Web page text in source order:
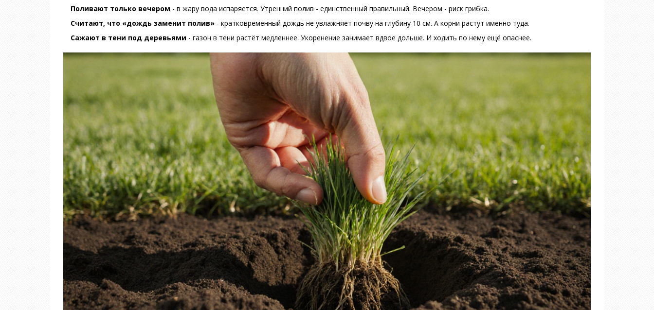
Поливают только вечером - в жару вода испаряется. Утренний полив - единственный правильный. Вечером - риск грибка.
Считают, что «дождь заменит полив» - кратковременный дождь не увлажняет почву на глубину 10 см. А корни растут именно туда.
Сажают в тени под деревьями - газон в тени растёт медленнее. Укоренение занимает вдвое дольше. И ходить по нему ещё опаснее.